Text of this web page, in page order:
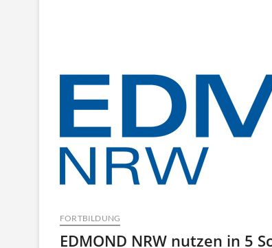
FORTBILDUNG
EDMOND NRW nutzen in 5